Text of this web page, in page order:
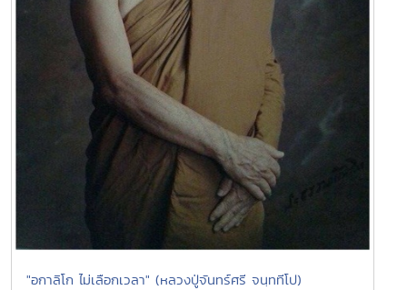
"อกาลิโก ไม่เลือกเวลา" (หลวงปู่จันทร์ศรี จนฺททีโป)